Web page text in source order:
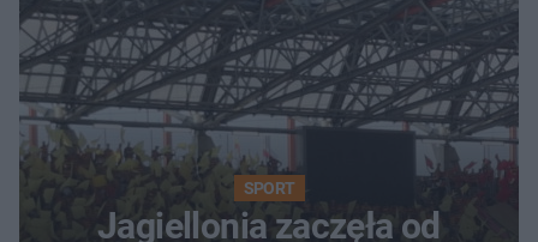
SPORT
Jagiellonia zaczęła od